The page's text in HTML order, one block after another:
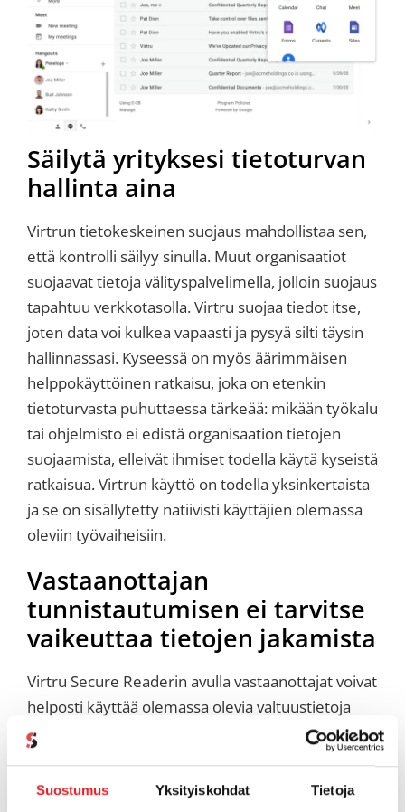
Suostumus Yksityiskohdat Tietoja
Säilytä yrityksesi tietoturvan
hallinta aina
Virtrun tietokeskeinen suojaus mahdollistaa sen,
että kontrolli säilyy sinulla. Muut organisaatiot
suojaavat tietoja välityspalvelimella, jolloin suojaus
tapahtuu verkkotasolla. Virtru suojaa tiedot itse,
joten data voi kulkea vapaasti ja pysyä silti täysin
hallinnassasi. Kyseessä on myös äärimmäisen
helppokäyttöinen ratkaisu, joka on etenkin
tietoturvasta puhuttaessa tärkeää: mikään työkalu
tai ohjelmisto ei edistä organisaation tietojen
suojaamista, elleivät ihmiset todella käytä kyseistä
ratkaisua. Virtrun käyttö on todella yksinkertaista
ja se on sisällytetty natiivisti käyttäjien olemassa
oleviin työvaiheisiin.
Vastaanottajan
tunnistautumisen ei tarvitse
vaikeuttaa tietojen jakamista
Virtru Secure Readerin avulla vastaanottajat voivat
helposti käyttää olemassa olevia valtuustietoja
henkilöllisyytensä vahvistamiseen ja jaettujen
tietojen käyttämiseen. Ei kömpelöitä portaaleja. Ei
uusia käyttäjätunnuksia tai salasanoja. Ei esteitä